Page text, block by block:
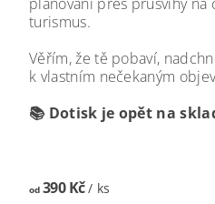
turismus.
Věřím, že tě pobaví,
k vlastním nečekaným
📚 Dotisk je opět na
od390 Kč/ ks